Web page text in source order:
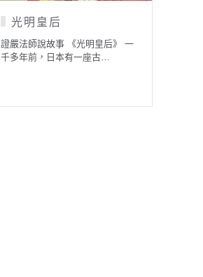
光明皇后
證嚴法師說故事 《光明皇后》 一
千多年前，日本有一座古…